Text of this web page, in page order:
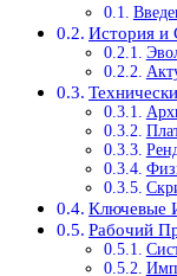
История и
Ключевые
Рабочий